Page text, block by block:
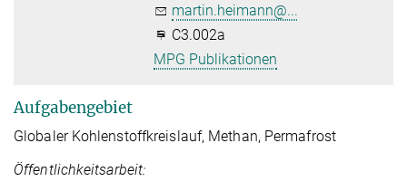
martin.heimann@...
C3.002a
MPG Publikationen
Aufgabengebiet
Globaler Kohlenstoffkreislauf, Methan, Permafrost
Öffentlichkeitsarbeit: